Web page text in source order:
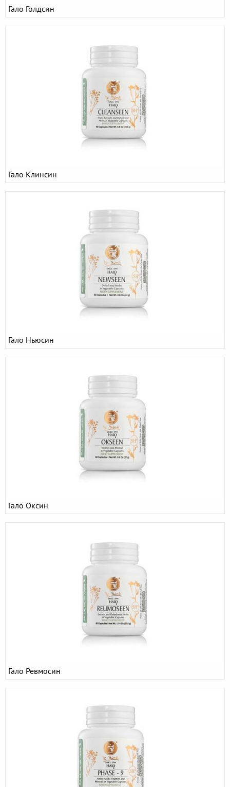
Гало Голдсин
Гало Клинсин
Гало Ньюсин
Гало Оксин
Гало Ревмосин